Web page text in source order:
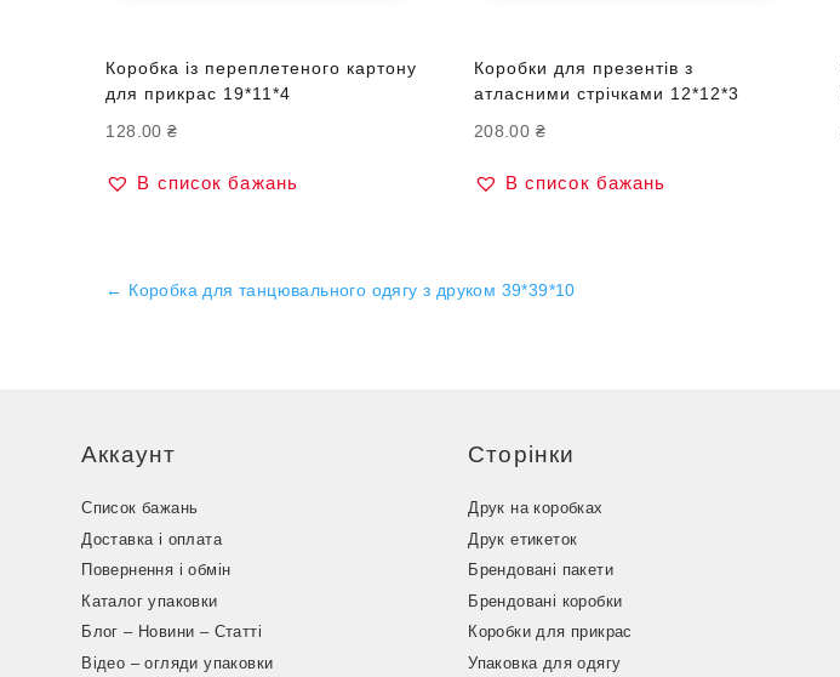
Коробка із переплетеного картону
для прикрас 19*11*4
128.00₴
В список бажань
Коробки для презентів з
атласними стрічками 12*12*3
208.00 ₴
В список бажань
← Коробка для танцювального одягу з друком 39*39*10
Аккаунт
Список бажань
Доставка і оплата
Повернення і обмін
Каталог упаковки
Блог – Новини – Статті
Відео – огляди упаковки
Сторінки
Друк на коробках
Друк етикеток
Брендовані пакети
Брендовані коробки
Коробки для прикрас
Упаковка для одягу